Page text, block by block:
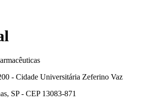
- Cidade Universitária Zeferino Vaz
SP - CEP 13083-871